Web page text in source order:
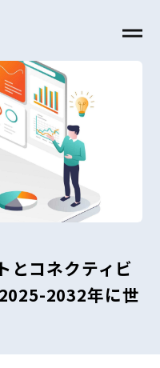
とコネクティビ
2032年に世